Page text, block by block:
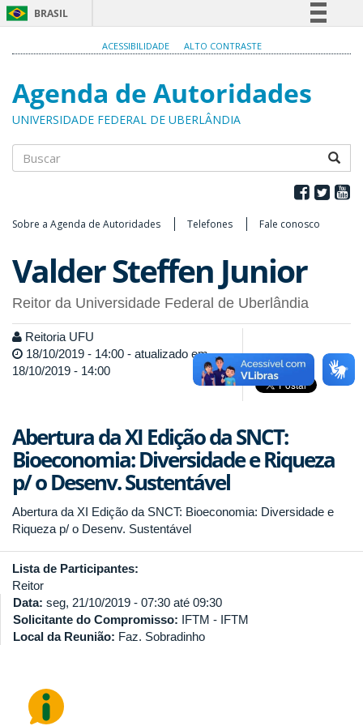
BRASIL
Participe
Acesso à informação
ACESSIBILIDADE ALTO CONTRASTE
Agenda de Autoridades
UNIVERSIDADE FEDERAL DE UBERLÂNDIA
Sobre a Agenda de Autoridades Telefones Fale conosco
Valder Steffen Junior
Reitor da Universidade Federal de Uberlândia
Reitoria UFU
18/10/2019 - 14:00 - atualizado em
18/10/2019 - 14:00
Abertura da XI Edição da SNCT:
Bioeconomia: Diversidade e Riqueza
p/ o Desenv. Sustentável
Abertura da XI Edição da SNCT: Bioeconomia: Diversidade e
Riqueza p/ o Desenv. Sustentável
Lista de Participantes:
Reitor
Data: seg, 21/10/2019 - 07:30 até 09:30
Solicitante do Compromisso: IFTM - IFTM
Local da Reunião: Faz. Sobradinho